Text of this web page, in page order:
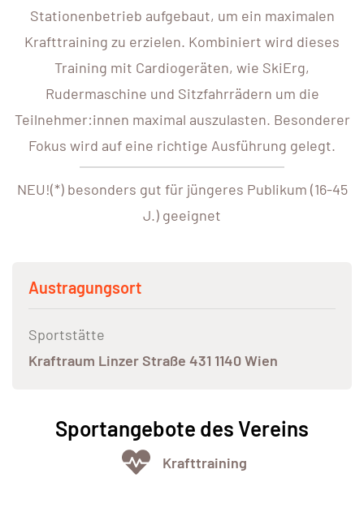
Stationenbetrieb aufgebaut, um ein maximalen
Krafttraining zu erzielen. Kombiniert wird dieses
Training mit Cardiogeräten, wie SkiErg,
Rudermaschine und Sitzfahrrädern um die
Teilnehmer:innen maximal auszulasten. Besonderer
Fokus wird auf eine richtige Ausführung gelegt.
NEU!(*) besonders gut für jüngeres Publikum (16-45
J.) geeignet
Austragungsort
Sportstätte
Kraftraum Linzer Straße 431 1140 Wien
Sportangebote des Vereins
Krafttraining